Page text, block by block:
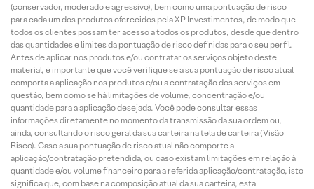
(conservador, moderado e agressivo), bem como uma pontuação de risco
para cada um dos produtos oferecidos pela XP Investimentos, de modo que
todos os clientes possam ter acesso a todos os produtos, desde que dentro
das quantidades e limites da pontuação de risco definidas para o seu perfil.
Antes de aplicar nos produtos e/ou contratar os serviços objeto deste
material, é importante que você verifique se a sua pontuação de risco atual
comporta a aplicação nos produtos e/ou a contratação dos serviços em
questão, bem como se há limitações de volume, concentração e/ou
quantidade para a aplicação desejada. Você pode consultar essas
informações diretamente no momento da transmissão da sua ordem ou,
ainda, consultando o risco geral da sua carteira na tela de carteira (Visão
Risco). Caso a sua pontuação de risco atual não comporte a
aplicação/contratação pretendida, ou caso existam limitações em relação à
quantidade e/ou volume financeiro para a referida aplicação/contratação, isto
significa que, com base na composição atual da sua carteira, esta